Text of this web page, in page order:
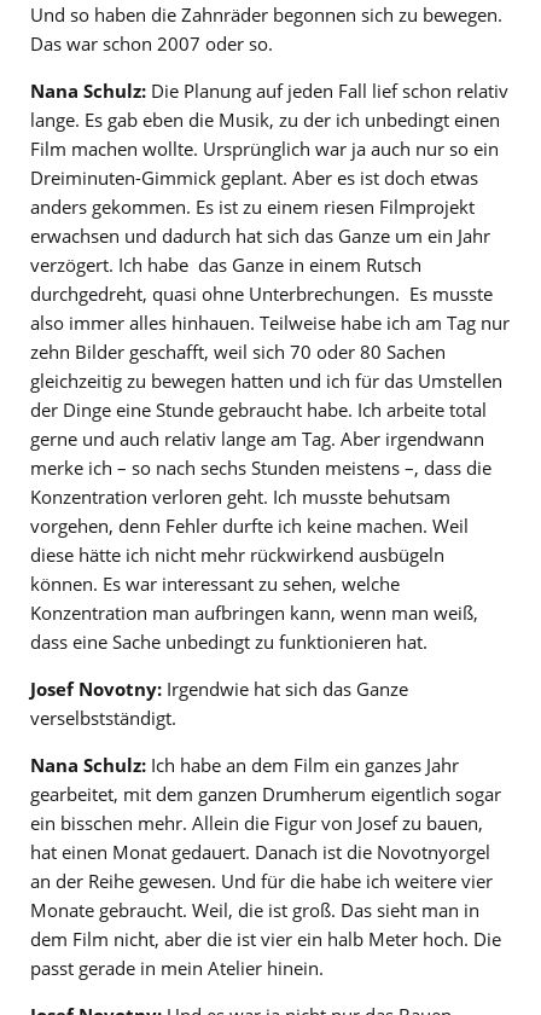
Und so haben die Zahnräder begonnen sich zu bewegen.
Das war schon 2007 oder so.
Nana Schulz: Die Planung auf jeden Fall lief schon relativ
lange. Es gab eben die Musik, zu der ich unbedingt einen
Film machen wollte. Ursprünglich war ja auch nur so ein
Dreiminuten-Gimmick geplant. Aber es ist doch etwas
anders gekommen. Es ist zu einem riesen Filmprojekt
erwachsen und dadurch hat sich das Ganze um ein Jahr
verzögert. Ich habe das Ganze in einem Rutsch
durchgedreht, quasi ohne Unterbrechungen. Es musste
also immer alles hinhauen. Teilweise habe ich am Tag nur
zehn Bilder geschafft, weil sich 70 oder 80 Sachen
gleichzeitig zu bewegen hatten und ich für das Umstellen
der Dinge eine Stunde gebraucht habe. Ich arbeite total
gerne und auch relativ lange am Tag. Aber irgendwann
merke ich – so nach sechs Stunden meistens –, dass die
Konzentration verloren geht. Ich musste behutsam
vorgehen, denn Fehler durfte ich keine machen. Weil
diese hätte ich nicht mehr rückwirkend ausbügeln
können. Es war interessant zu sehen, welche
Konzentration man aufbringen kann, wenn man weiß,
dass eine Sache unbedingt zu funktionieren hat.
Josef Novotny: Irgendwie hat sich das Ganze
verselbstständigt.
Nana Schulz: Ich habe an dem Film ein ganzes Jahr
gearbeitet, mit dem ganzen Drumherum eigentlich sogar
ein bisschen mehr. Allein die Figur von Josef zu bauen,
hat einen Monat gedauert. Danach ist die Novotnyorgel
an der Reihe gewesen. Und für die habe ich weitere vier
Monate gebraucht. Weil, die ist groß. Das sieht man in
dem Film nicht, aber die ist vier ein halb Meter hoch. Die
passt gerade in mein Atelier hinein.